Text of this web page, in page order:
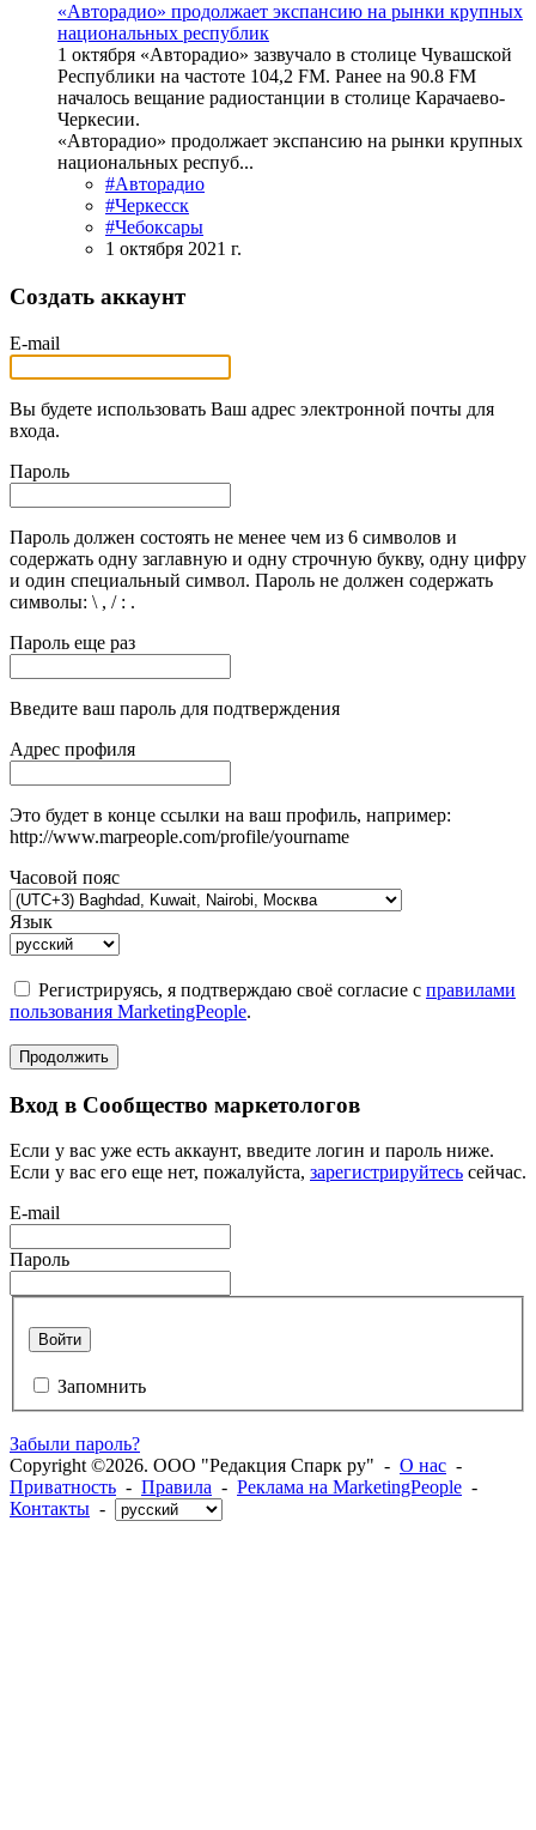
«Авторадио» продолжает экспансию на рынки крупных
национальных республик
1 октября «Авторадио» зазвучало в столице Чувашской
Республики на частоте 104,2 FM. Ранее на 90.8 FM
началось вещание радиостанции в столице Карачаево-
Черкесии.
«Авторадио» продолжает экспансию на рынки крупных
национальных респуб...
#Авторадио
#Черкесск
#Чебоксары
1 октября 2021 г.
Создать аккаунт
E-mail
Вы будете использовать Ваш адрес электронной почты для
входа.
Пароль
Пароль должен состоять не менее чем из 6 символов и
содержать одну заглавную и одну строчную букву, одну цифру
и один специальный символ. Пароль не должен содержать
символы: \ , / : .
Пароль еще раз
Введите ваш пароль для подтверждения
Адрес профиля
Это будет в конце ссылки на ваш профиль, например:
http://www.marpeople.com/profile/yourname
Часовой пояс
Язык
Регистрируясь, я подтверждаю своё согласие с правилами
пользования MarketingPeople.
Продолжить
Вход в Сообщество маркетологов
Если у вас уже есть аккаунт, введите логин и пароль ниже.
Если у вас его еще нет, пожалуйста, зарегистрируйтесь сейчас.
E-mail
Пароль
Войти
Запомнить
Забыли пароль?
Copyright ©2026. ООО "Редакция Спарк ру" - О нас -
Приватность - Правила - Реклама на MarketingPeople -
Контакты -